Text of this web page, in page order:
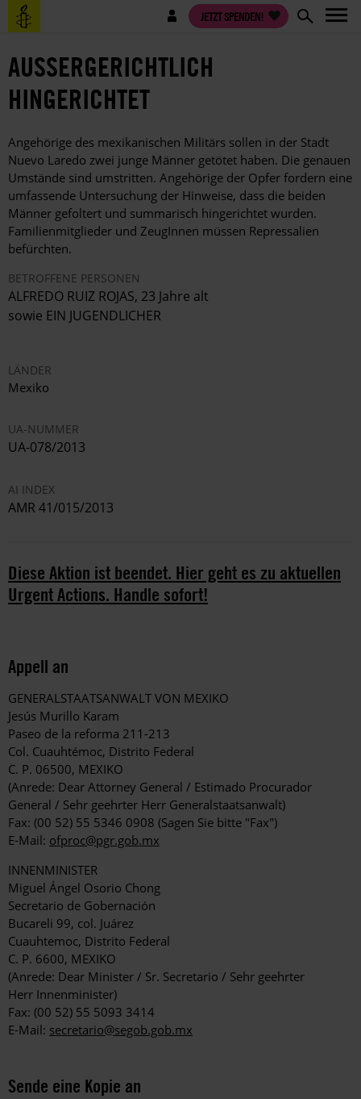
Direkt
zum
Benutzermenü JETZT SPENDEN!
AUSSERGERICHTLICH H
INGERICHTET
Angehörige des mexikanischen Militärs sollen in der Stadt
Nuevo Laredo zwei junge Männer getötet haben. Die genauen
Umstände sind umstritten. Angehörige der Opfer fordern eine
umfassende Untersuchung der Hinweise, dass die beiden
Männer gefoltert und summarisch hingerichtet wurden.
Familienmitglieder und ZeugInnen müssen Repressalien
befürchten.
BETROFFENE PERSONEN
ALFREDO RUIZ ROJAS, 23 Jahre alt
sowie EIN JUGENDLICHER
LÄNDER
Mexiko
UA-NUMMER
UA-078/2013
AI INDEX
AMR 41/015/2013
Diese Aktion ist beendet. Hier geht es zu aktuellen
Urgent Actions. Handle sofort!
Appell an
GENERALSTAATSANWALT VON MEXIKO
Jesús Murillo Karam
Paseo de la reforma 211-213
Col. Cuauhtémoc, Distrito Federal
C. P. 06500, MEXIKO
(Anrede: Dear Attorney General / Estimado Procurador
General / Sehr geehrter Herr Generalstaatsanwalt)
Fax: (00 52) 55 5346 0908 (Sagen Sie bitte "Fax")
E-Mail: ofproc@pgr.gob.mx
INNENMINISTER
Miguel Ángel Osorio Chong
Secretario de Gobernación
Bucareli 99, col. Juárez
Cuauhtemoc, Distrito Federal
C. P. 6600, MEXIKO
(Anrede: Dear Minister / Sr. Secretario / Sehr geehrter
Herr Innenminister)
Fax: (00 52) 55 5093 3414
E-Mail: secretario@segob.gob.mx
Sende eine Kopie an